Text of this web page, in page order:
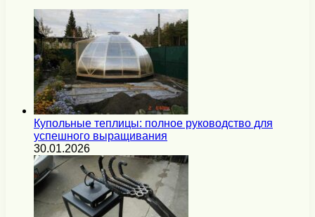
Купольные теплицы: полное руководство для
успешного выращивания
30.01.2026